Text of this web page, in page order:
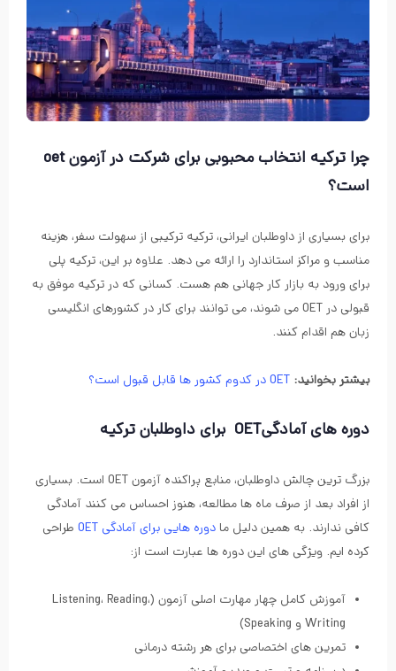
چرا ترکیه انتخاب محبوبی برای شرکت در آزمون oet
است؟
برای بسیاری از داوطلبان ایرانی، ترکیه ترکیبی از سهولت سفر، هزینه
مناسب و مراکز استاندارد را ارائه می دهد. علاوه بر این، ترکیه پلی
برای ورود به بازار کار جهانی هم هست. کسانی که در ترکیه موفق به
قبولی در OET می شوند، می توانند برای کار در کشورهای انگلیسی
زبان هم اقدام کنند.
بیشتر بخوانید: OET در کدوم کشور ها قابل قبول است؟
دوره های آمادگیOET برای داوطلبان ترکیه
بزرگ ترین چالش داوطلبان، منابع پراکنده آزمون OET است. بسیاری
از افراد بعد از صرف ماه ها مطالعه، هنوز احساس می کنند آمادگی
کافی ندارند. به همین دلیل ما دوره هایی برای آمادگی OET
طراحی
کرده ایم. ویژگی های این دوره ها عبارت است از:
آموزش کامل چهار مهارت اصلی آزمون (Listening، Reading،
Writing و Speaking)
تمرین های اختصاصی برای هر رشته درمانی